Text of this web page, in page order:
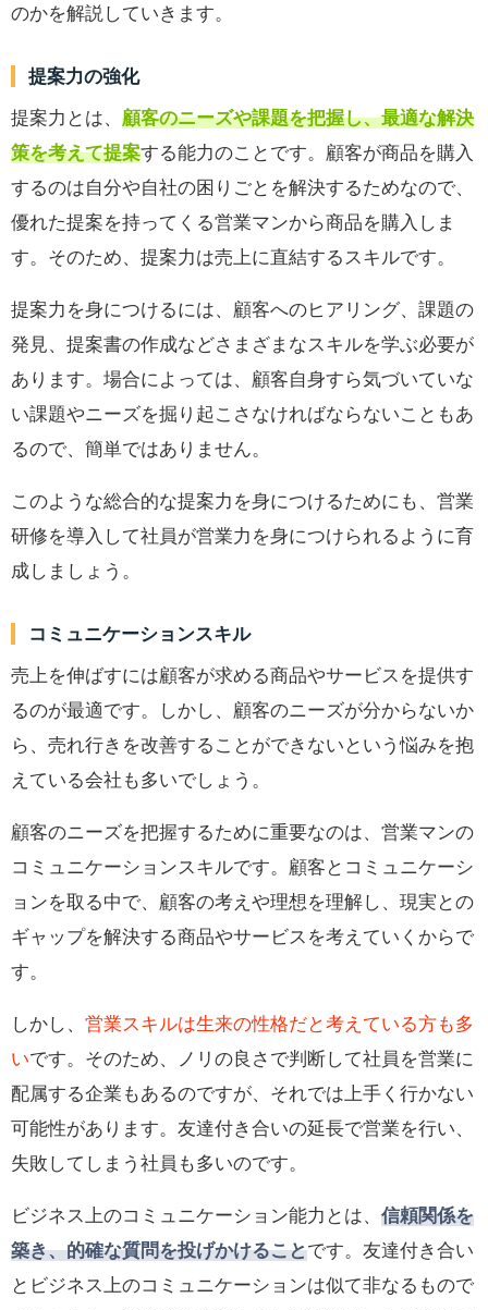
のかを解説していきます。
提案力の強化
提案力とは、 顧客のニーズや課題を把握し、最適な解決
策を考えて提案する能力のことです。顧客が商品を購入
するのは自分や自社の困りごとを解決するためなので、
優れた提案を持ってくる営業マンから商品を購入しま
す。そのため、提案力は売上に直結するスキルです。
提案力を身につけるには、顧客へのヒアリング、課題の
発見、提案書の作成などさまざまなスキルを学ぶ必要が
あります。場合によっては、顧客自身すら気づいていな
い課題やニーズを掘り起こさなければならないこともあ
るので、簡単ではありません。
このような総合的な提案力を身につけるためにも、営業
研修を導入して社員が営業力を身につけられるように育
成しましょう。
コミュニケーションスキル
売上を伸ばすには顧客が求める商品やサービスを提供す
るのが最適です。しかし、顧客のニーズが分からないか
ら、売れ行きを改善することができないという悩みを抱
えている会社も多いでしょう。
顧客のニーズを把握するために重要なのは、営業マンの
コミュニケーションスキルです。顧客とコミュニケーシ
ョンを取る中で、顧客の考えや理想を理解し、現実との
ギャップを解決する商品やサービスを考えていくからで
す。
しかし、 営業スキルは生来の性格だと考えている方も多
いです。そのため、ノリの良さで判断して社員を営業に
配属する企業もあるのですが、それでは上手く行かない
可能性があります。友達付き合いの延長で営業を行い、
失敗してしまう社員も多いのです。
ビジネス上のコミュニケーション能力とは、 信頼関係を
築き、的確な質問を投げかけることです。友達付き合い
とビジネス上のコミュニケーションは似て非なるもので